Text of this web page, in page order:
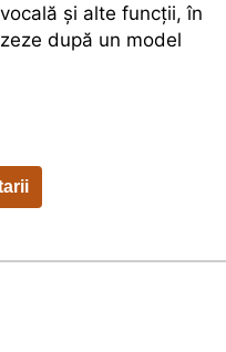
și alte funcții, în
după un model